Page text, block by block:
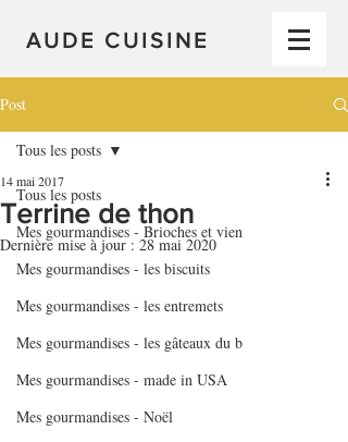
AUDE CUISINE
Post
Tous les posts
Mes gourmandises - Brioches et vien
Mes gourmandises - les biscuits
Mes gourmandises - les entremets
Mes gourmandises - les gâteaux du b
Mes gourmandises - made in USA
Mes gourmandises - Noël
Tous les posts
Terrine de thon
14 mai 2017
Dernière mise à jour : 28 mai 2020